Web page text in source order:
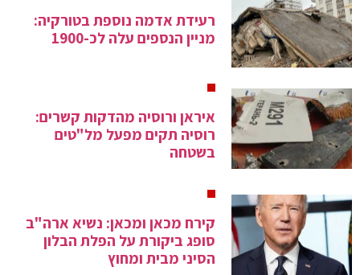
רעידת אדמה נוספת בטורקיה:
מניין הנספים עלה לכ-1900
איראן ורוסיה מהדקות קשרים:
רוסיה תקים מפעל מל"טים
בשטחה
קירח מכאן ומכאן: נשיא ארה"ב
סופג ביקורת על הפלת הבלון
הסיני מבית ומחוץ